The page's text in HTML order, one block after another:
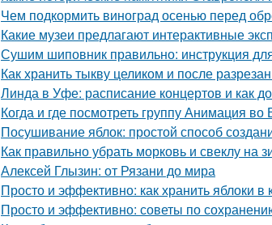
Чем подкормить виноград осенью перед
Какие музеи предлагают интерактивные
Сушим шиповник правильно: инструкция
Как хранить тыкву целиком и после
Линда в Уфе: расписание концертов и как
Когда и где посмотреть группу Анимация
Посушивание яблок: простой способ
Как правильно убрать морковь и свеклу на
Алексей Глызин: от Рязани до мира
Просто и эффективно: как хранить яблоки в
Просто и эффективно: советы по